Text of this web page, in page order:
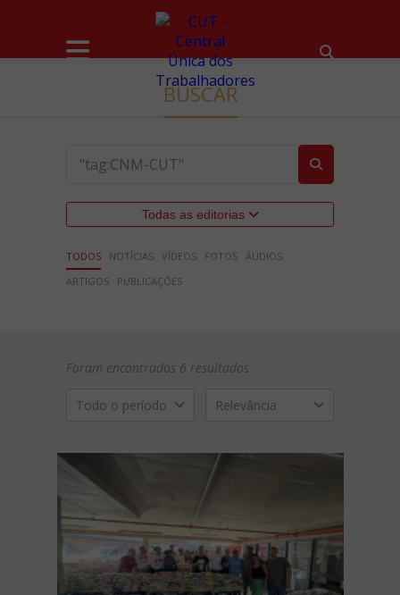
BUSCAR
Todas as editorias
TODOS NOTÍCIAS VÍDEOS FOTOS ÁUDIOS
ARTIGOS
PUBLICAÇÕES
Foram encontrados 6 resultados
Todo o período Relevância